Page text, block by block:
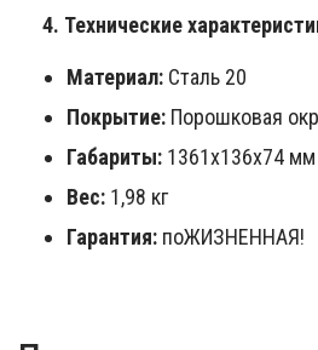
4. Технические
Материал: Сталь 20
Покрытие: Порошковая
Габариты: 1361х136х74 мм
Вес: 1,98 кг
Гарантия: поЖИЗНЕННАЯ!